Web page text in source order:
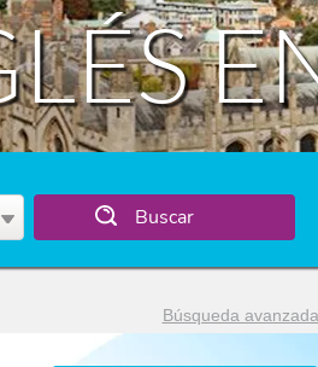
Buscar
Búsqueda avanzada